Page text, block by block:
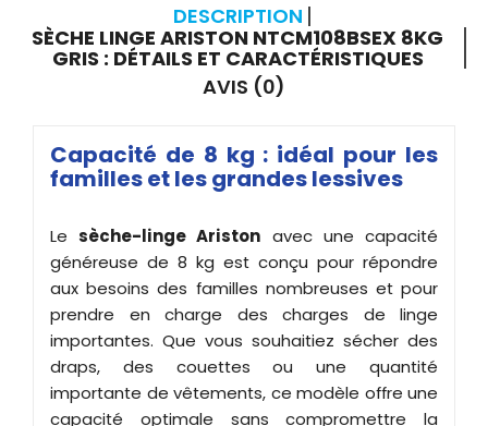
DESCRIPTION
SÈCHE LINGE ARISTON NTCM108BSEX 8KG
GRIS : DÉTAILS ET CARACTÉRISTIQUES
AVIS (0)
Capacité de 8 kg : idéal pour les
familles et les grandes lessives
Le sèche-linge Ariston avec une capacité
généreuse de 8 kg est conçu pour répondre
aux besoins des familles nombreuses et pour
prendre en charge des charges de linge
importantes. Que vous souhaitiez sécher des
draps, des couettes ou une quantité
importante de vêtements, ce modèle offre une
capacité optimale sans compromettre la